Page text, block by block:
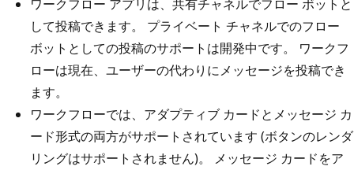
ワークフロー アプリは、共有チャネルでフロー ボットと
して投稿できます。 プライベート チャネルでのフロー
ボットとしての投稿のサポートは開発中です。 ワークフ
ローは現在、ユーザーの代わりにメッセージを投稿でき
ます。
ワークフローでは、アダプティブ カードとメッセージ カ
ード形式の両方がサポートされています (ボタンのレンダ
リングはサポートされません)。 メッセージ カードをア